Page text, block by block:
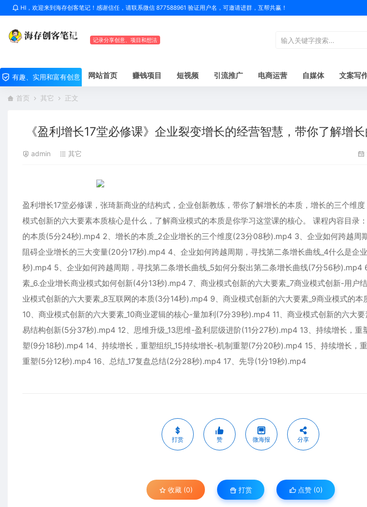
HI，欢迎来到海存创客笔记！感谢信任，请联系微信 877588961 验证用户名，可邀请进群，互帮共赢！
记录分享创意、项目和想法
有趣、实用和富有创意 网站首页 赚钱项目 短视频 引流推广 电商运营 自媒体 文案写
首页 其它 正文
《盈利增长17堂必修课》企业裂变增长的经营智慧，带你了解增
admin 其它
盈利增长17堂必修课，张琦新商业的结构式，企业创新教练，带你了解增长的本质，增长的三个维
模式创新的六大要素本质核心是什么，了解商业模式的本质是你学习这堂课的核心。 课程内容目录
的本质(5分24秒).mp4 2、增长的本质_2企业增长的三个维度(23分08秒).mp4 3、企业如何跨越周
阻碍企业增长的三大变量(20分17秒).mp4 4、企业如何跨越周期，寻找第二条增长曲线_4什么是企
秒).mp4 5、企业如何跨越周期，寻找第二条增长曲线_5如何分裂出第二条增长曲线(7分56秒).mp4
素_6.企业增长商业模式如何创新(4分13秒).mp4 7、商业模式创新的六大要素_7商业模式创新-用户
业模式创新的六大要素_8互联网的本质(3分14秒).mp4 9、商业模式创新的六大要素_9商业模式的
10、商业模式创新的六大要素_10商业逻辑的核心-量加利(7分39秒).mp4 11、商业模式创新的六大要
易结构创新(5分37秒).mp4 12、思维升级_13思维-盈利层级进阶(11分27秒).mp4 13、持续增长，重
塑(9分18秒).mp4 14、持续增长，重塑组织_15持续增长-机制重塑(7分20秒).mp4 15、持续增长，
重塑(5分12秒).mp4 16、总结_17复盘总结(2分28秒).mp4 17、先导(1分19秒).mp4
打赏 赞 微海报 分享
收藏 (0) 打赏 点赞 (0)